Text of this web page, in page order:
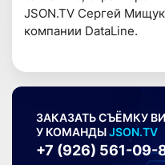
JSON.TV Сергей
компании DataLine.
ЗАКАЗАТЬ СЪЁМКУ
У КОМАНДЫJSON.TV
+7 (926) 561-09-